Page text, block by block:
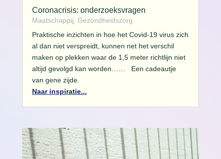
Coronacrisis: onderzoeksvragen
Maatschappij, Gezondheidszorg
Praktische inzichten in hoe het Covid-19 virus zich
al dan niet verspreidt, kunnen net het verschil
maken op plekken waar de 1,5 meter richtlijn niet
altijd gevolgd kan worden…… Een cadeautje
van gene zijde.
Naar inspiratie...